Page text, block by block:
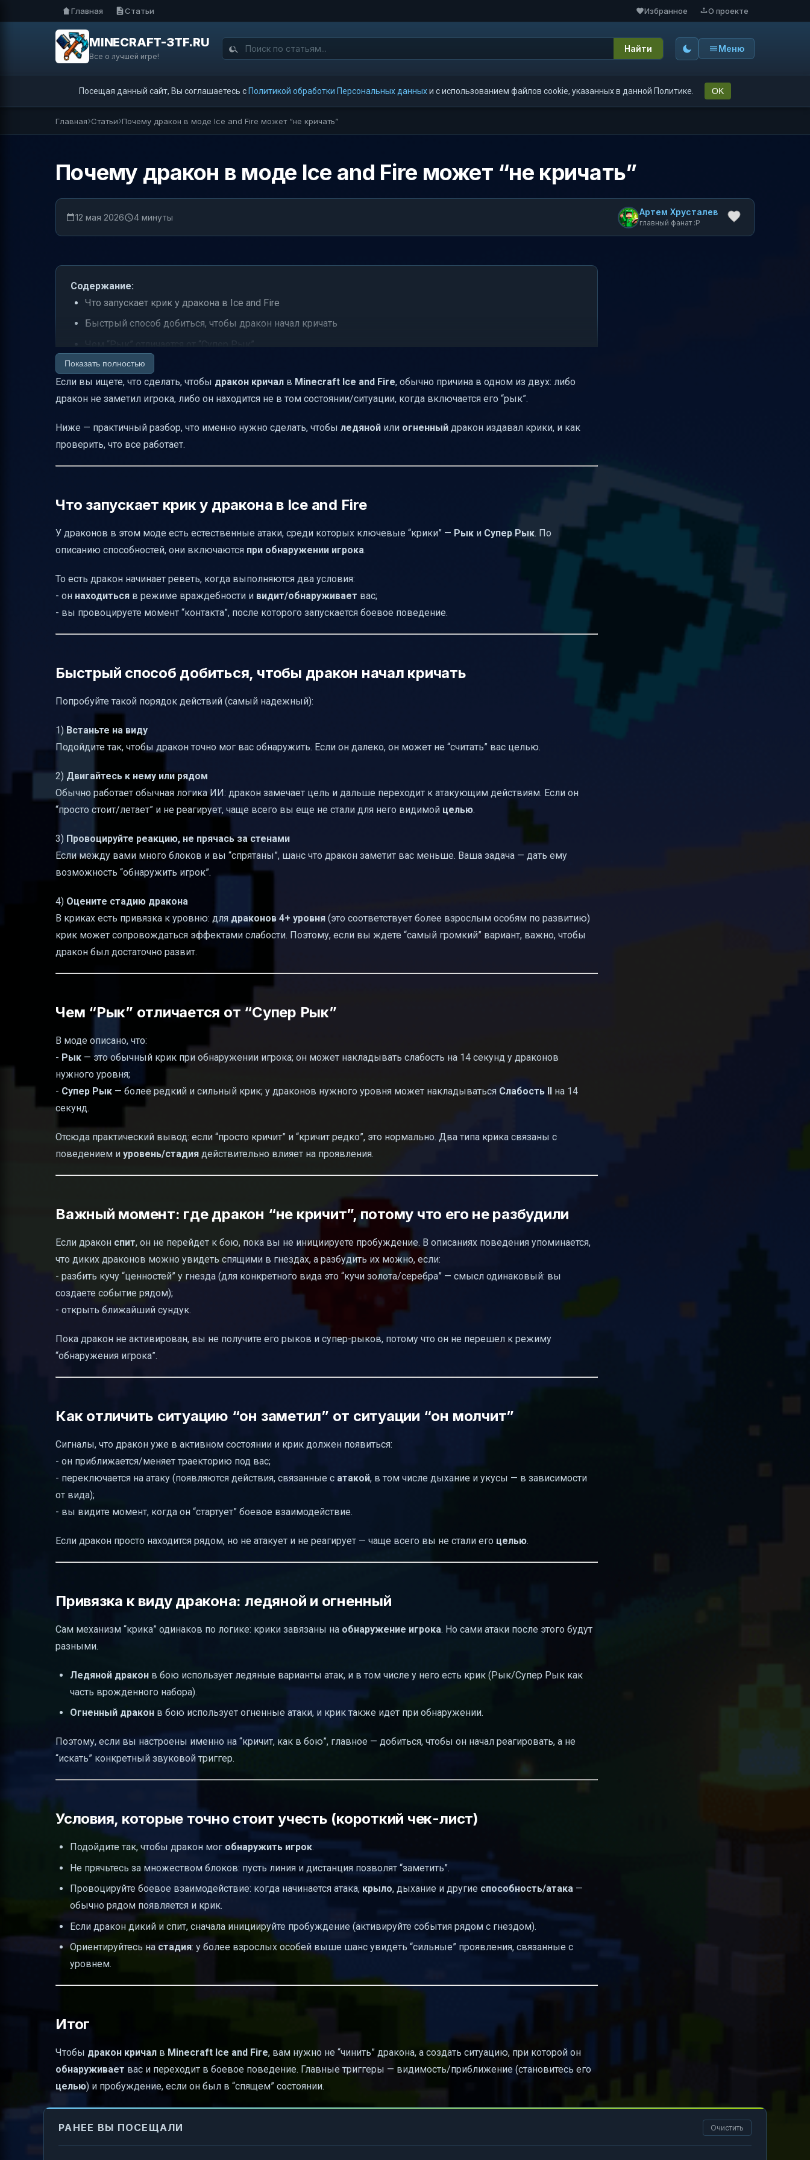
Главная Статьи Избранное О проекте
MINECRAFT-3TF.RU
Все о лучшей игре!
Найти Меню
Посещая данный сайт, Вы соглашаетесь с Политикой обработки Персональных данныхи с использованием файлов cookie, указанных в данной Политике. OK
Главная Статьи Почему дракон в моде Ice and Fire может “не кричать”
Почему дракон в моде Ice and Fire может “не кричать”
12 мая 2026 4 минуты Артем Хрусталев
главный фанат :P
Содержание:
Что запускает крик у дракона в Ice and Fire
Быстрый способ добиться, чтобы дракон начал кричать
Чем “Рык” отличается от “Супер Рык”
Важный момент: где дракон “не кричит”, потому что его не разбудили
Как отличить ситуацию “он заметил” от ситуации “он молчит”
Привязка к виду дракона: ледяной и огненный
Условия, которые точно стоит учесть (короткий чек-лист)
Итог
Показать полностью
Если вы ищете, что сделать, чтобы дракон кричал в Minecraft Ice and Fire, обычно причина в одном из двух: либо
дракон не заметил игрока, либо он находится не в том состоянии/ситуации, когда включается его “рык”.
Ниже — практичный разбор, что именно нужно сделать, чтобы ледяной или огненный дракон издавал крики, и как
проверить, что все работает.
Что запускает крик у дракона в Ice and Fire
У драконов в этом моде есть естественные атаки, среди которых ключевые “крики” — Рык и Супер Рык. По
описанию способностей, они включаются при обнаружении игрока.
То есть дракон начинает реветь, когда выполняются два условия:
- он находиться в режиме враждебности и видит/обнаруживает вас;
- вы провоцируете момент “контакта”, после которого запускается боевое поведение.
Быстрый способ добиться, чтобы дракон начал кричать
Попробуйте такой порядок действий (самый надежный):
1) Встаньте на виду
Подойдите так, чтобы дракон точно мог вас обнаружить. Если он далеко, он может не “считать” вас целью.
2) Двигайтесь к нему или рядом
Обычно работает обычная логика ИИ: дракон замечает цель и дальше переходит к атакующим действиям. Если он
“просто стоит/летает” и не реагирует, чаще всего вы еще не стали для него видимой целью.
3) Провоцируйте реакцию, не прячась за стенами
Если между вами много блоков и вы “спрятаны”, шанс что дракон заметит вас меньше. Ваша задача — дать ему
возможность “обнаружить игрок”.
4) Оцените стадию дракона
В криках есть привязка к уровню: для драконов 4+ уровня (это соответствует более взрослым особям по развитию)
крик может сопровождаться эффектами слабости. Поэтому, если вы ждете “самый громкий” вариант, важно, чтобы
дракон был достаточно развит.
Чем “Рык” отличается от “Супер Рык”
В моде описано, что:
- Рык — это обычный крик при обнаружении игрока; он может накладывать слабость на 14 секунд у драконов
нужного уровня;
- Супер Рык — более редкий и сильный крик; у драконов нужного уровня может накладываться Слабость II на 14
секунд.
Отсюда практический вывод: если “просто кричит” и “кричит редко”, это нормально. Два типа крика связаны с
поведением и уровень/стадия действительно влияет на проявления.
Важный момент: где дракон “не кричит”, потому что его не разбудили
Если дракон спит, он не перейдет к бою, пока вы не инициируете пробуждение. В описаниях поведения упоминается,
что диких драконов можно увидеть спящими в гнездах, а разбудить их можно, если:
- разбить кучу “ценностей” у гнезда (для конкретного вида это “кучи золота/серебра” — смысл одинаковый: вы
создаете событие рядом);
- открыть ближайший сундук.
Пока дракон не активирован, вы не получите его рыков и супер-рыков, потому что он не перешел к режиму
“обнаружения игрока”.
Как отличить ситуацию “он заметил” от ситуации “он молчит”
Сигналы, что дракон уже в активном состоянии и крик должен появиться:
- он приближается/меняет траекторию под вас;
- переключается на атаку (появляются действия, связанные с атакой, в том числе дыхание и укусы — в зависимости
от вида);
- вы видите момент, когда он “стартует” боевое взаимодействие.
Если дракон просто находится рядом, но не атакует и не реагирует — чаще всего вы не стали его целью.
Привязка к виду дракона: ледяной и огненный
Сам механизм “крика” одинаков по логике: крики завязаны на обнаружение игрока. Но сами атаки после этого будут
разными.
Ледяной дракон в бою использует ледяные варианты атак, и в том числе у него есть крик (Рык/Супер Рык как
часть врожденного набора).
Огненный дракон в бою использует огненные атаки, и крик также идет при обнаружении.
Поэтому, если вы настроены именно на “кричит, как в бою”, главное — добиться, чтобы он начал реагировать, а не
“искать” конкретный звуковой триггер.
Условия, которые точно стоит учесть (короткий чек-лист)
Подойдите так, чтобы дракон мог обнаружить игрок.
Не прячьтесь за множеством блоков: пусть линия и дистанция позволят “заметить”.
Провоцируйте боевое взаимодействие: когда начинается атака, крыло, дыхание и другие способность/атака —
обычно рядом появляется и крик.
Если дракон дикий и спит, сначала инициируйте пробуждение (активируйте события рядом с гнездом).
Ориентируйтесь на стадия: у более взрослых особей выше шанс увидеть “сильные” проявления, связанные с
уровнем.
Итог
Чтобы дракон кричал в Minecraft Ice and Fire, вам нужно не “чинить” дракона, а создать ситуацию, при которой он
обнаруживает вас и переходит в боевое поведение. Главные триггеры — видимость/приближение (становитесь его
целью) и пробуждение, если он был в “спящем” состоянии.
РАНЕЕ ВЫ ПОСЕЩАЛИ Очистить